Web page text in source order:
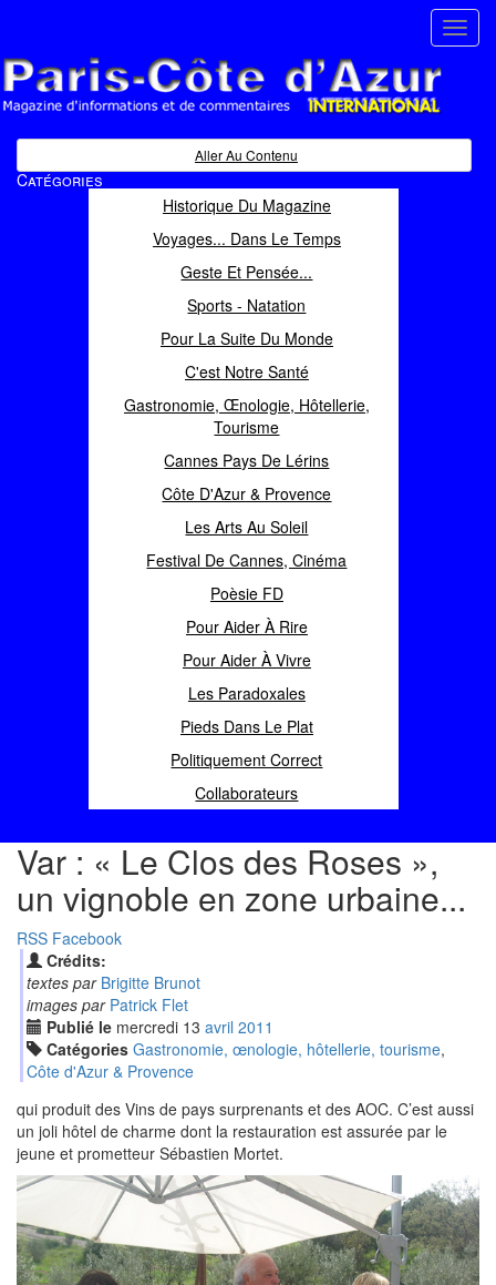
Magazine d'informations et de commentaires
Aller Au Contenu
Catégories
Historique Du Magazine
Voyages... Dans Le Temps
Geste Et Pensée...
Sports - Natation
Pour La Suite Du Monde
C'est Notre Santé
Gastronomie, Œnologie, Hôtellerie,
Tourisme
Cannes Pays De Lérins
Côte D'Azur & Provence
Les Arts Au Soleil
Festival De Cannes, Cinéma
Poèsie FD
Pour Aider À Rire
Pour Aider À Vivre
Les Paradoxales
Pieds Dans Le Plat
Politiquement Correct
Collaborateurs
Var : « Le Clos des Roses »,
un vignoble en zone urbaine...
RSS Facebook
Crédits:
textes par Brigitte Brunot
images par Patrick Flet
Publié le mercredi 13 avril 2011
Catégories Gastronomie, œnologie, hôtellerie, tourisme,
Côte d'Azur & Provence
qui produit des Vins de pays surprenants et des AOC. C’est aussi
un joli hôtel de charme dont la restauration est assurée par le
jeune et prometteur Sébastien Mortet.